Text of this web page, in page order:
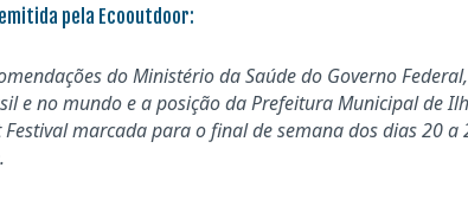
pela Ecooutdoor:
do Ministério da Saúde do Governo
e no mundo e a posição da Prefeitura Municipal de
marcada para o final de semana dos dias 20